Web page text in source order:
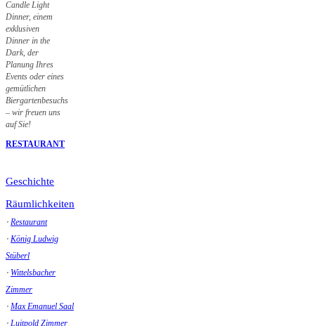
Candle Light
Dinner, einem
exklusiven
Dinner in the
Dark, der
Planung Ihres
Events oder eines
gemütlichen
Biergartenbesuchs
– wir freuen uns
auf Sie!
RESTAURANT
Geschichte
Räumlichkeiten
⋅ Restaurant
⋅ König Ludwig
Stüberl
⋅ Wittelsbacher
Zimmer
⋅ Max Emanuel Saal
⋅ Luitpold Zimmer